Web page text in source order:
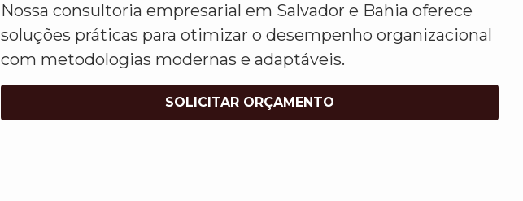
Nossa consultoria empresarial em Salvador e Bahia oferece
soluções práticas para otimizar o desempenho organizacional
com metodologias modernas e adaptáveis.
SOLICITAR ORÇAMENTO